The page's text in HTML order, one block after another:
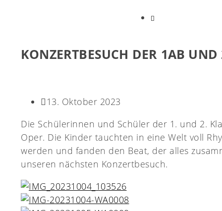
KONZERTBESUCH DER 1AB
13. Oktober 2023
Die Schülerinnen und Schüler der 1. und 2.
Oper. Die Kinder tauchten in eine Welt voll
werden und fanden den Beat, der alles
unseren nächsten Konzertbesuch.